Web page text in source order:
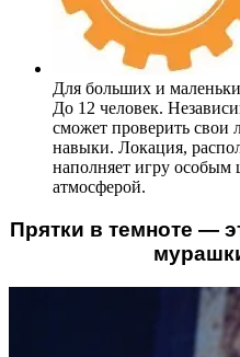
Для больших и
До 12 человек.
сможет проверить свои
навыки. Локация,
наполняет игру
атмосферой.
Прятки в темноте —